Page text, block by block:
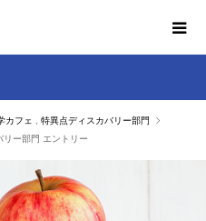
カフェ
特異点ディスカバリー部門
リー部門 エントリー